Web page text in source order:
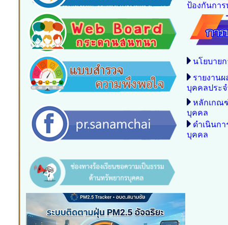
ป้องกันการ
นโยบาย
รายงาน
บุคคลประ
หลักเกณ
บุคคล
ดำเนินก
บุคคล